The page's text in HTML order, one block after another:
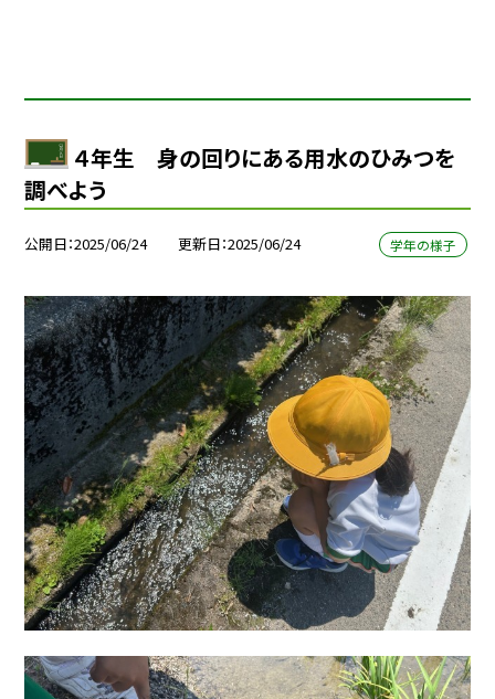
４年生 身の回りにある用水のひみつを
調べよう
公開日 2025/06/24 更新日 2025/06/24 学年の様子